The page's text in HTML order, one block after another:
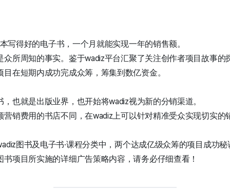
写得好的电子书，一个月就能实现一年的销售额。
众所周知的事实。鉴于wadiz平台汇聚了关注创作者项目故事
在短期内成功完成众筹，筹集到数亿资金。
也就是出版业界，也开始将wadiz视为新的分销渠道。
营销费用的书店不同，在wadiz上可以针对精准受众实现切实的
图书及电子书·课程分类中，两个达成亿级众筹的项目成功秘
项目所实施的详细广告策略内容，请务必仔细查看！